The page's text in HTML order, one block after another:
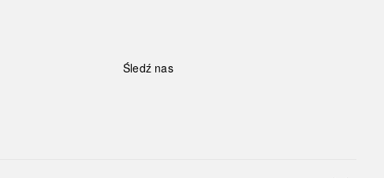
Śledź nas